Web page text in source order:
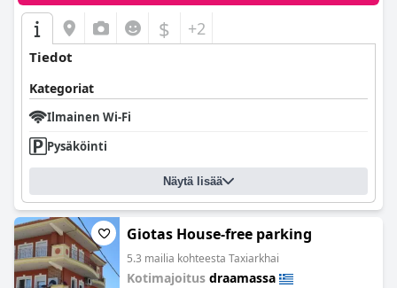
$ +2
Tiedot
Kategoriat
Ilmainen Wi-Fi
Pysäköinti
Näytä lisää
Giotas House-free parking
5.3 mailia kohteesta Taxiarkhai
Kotimajoitus draamassa